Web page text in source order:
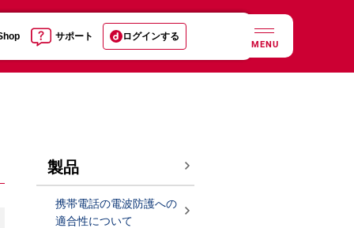
サポート ログインする
MENU
製品
携帯電話の電波防護への
適合性について